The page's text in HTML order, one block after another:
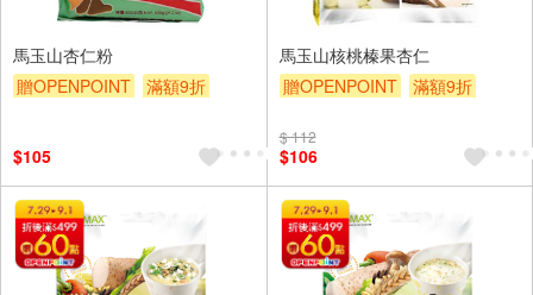
馬玉山杏仁粉
贈OPENPOINT
滿額9折
$105
馬玉山核桃榛果杏仁
贈OPENPOINT
滿額9折
$ 112
$106